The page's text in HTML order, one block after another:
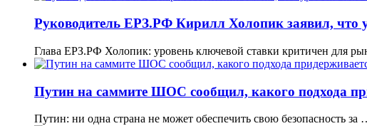
Руководитель ЕРЗ.РФ Кирилл Холопик заявил, что
Глава ЕРЗ.РФ Холопик: уровень ключевой ставки критичен для
Путин на саммите ШОС сообщил, какого подхода
Путин: ни одна страна не может обеспечить свою безопасность за